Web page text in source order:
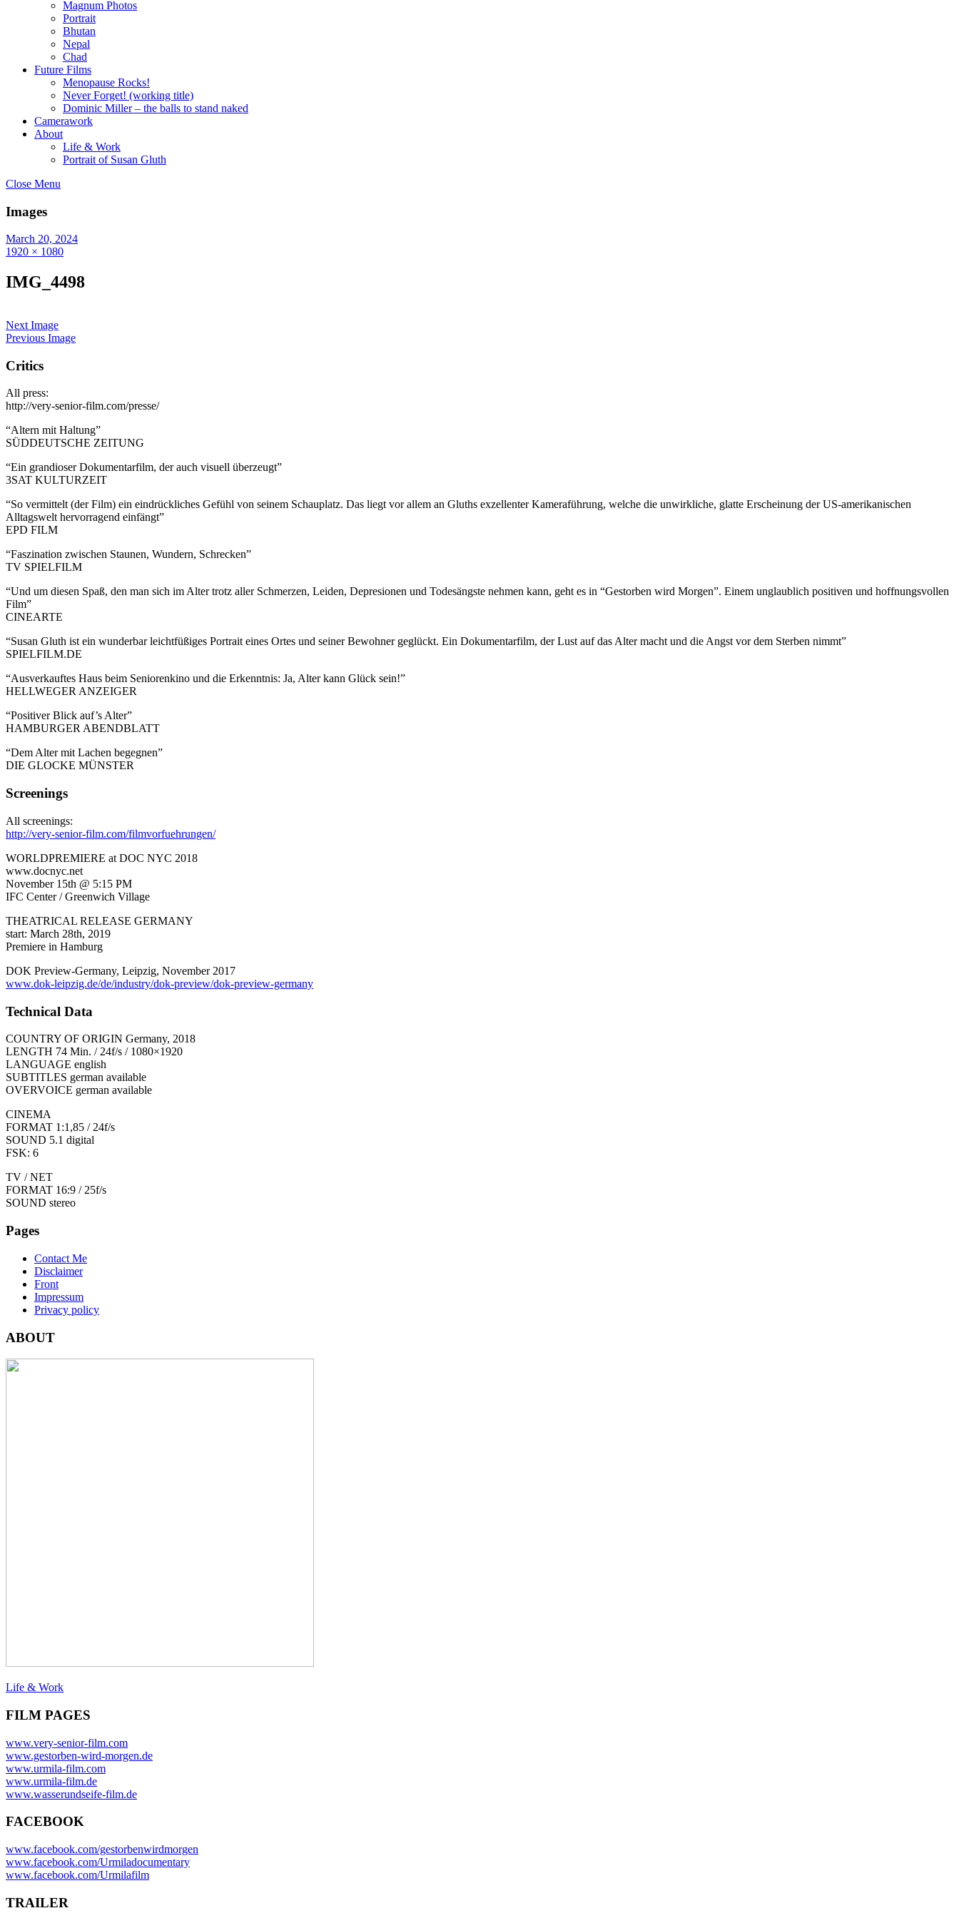
Magnum Photos
Portrait
Bhutan
Nepal
Chad
Future Films
Menopause Rocks!
Never Forget! (working title)
Dominic Miller – the balls to stand naked
Camerawork
About
Life & Work
Portrait of Susan Gluth
Close Menu
Images
March 20, 2024
1920 × 1080
IMG_4498
Next Image
Previous Image
Critics
All press:
http://very-senior-film.com/presse/
“Altern mit Haltung”
SÜDDEUTSCHE ZEITUNG
“Ein grandioser Dokumentarfilm, der auch visuell überzeugt”
3SAT KULTURZEIT
“So vermittelt (der Film) ein eindrückliches Gefühl von seinem Schauplatz. Das liegt vor allem an Gluths exzellenter Kameraführung, welche die unwirkliche, glatte Erscheinung der US-amerikanischen
Alltagswelt hervorragend einfängt”
EPD FILM
“Faszination zwischen Staunen, Wundern, Schrecken”
TV SPIELFILM
“Und um diesen Spaß, den man sich im Alter trotz aller Schmerzen, Leiden, Depresionen und Todesängste nehmen kann, geht es in “Gestorben wird Morgen”. Einem unglaublich positiven und hoffnungsvollen
Film”
CINEARTE
“Susan Gluth ist ein wunderbar leichtfüßiges Portrait eines Ortes und seiner Bewohner geglückt. Ein Dokumentarfilm, der Lust auf das Alter macht und die Angst vor dem Sterben nimmt”
SPIELFILM.DE
“Ausverkauftes Haus beim Seniorenkino und die Erkenntnis: Ja, Alter kann Glück sein!”
HELLWEGER ANZEIGER
“Positiver Blick auf’s Alter”
HAMBURGER ABENDBLATT
“Dem Alter mit Lachen begegnen”
DIE GLOCKE MÜNSTER
Screenings
All screenings:
http://very-senior-film.com/filmvorfuehrungen/
WORLDPREMIERE at DOC NYC 2018
www.docnyc.net
November 15th @ 5:15 PM
IFC Center / Greenwich Village
THEATRICAL RELEASE GERMANY
start: March 28th, 2019
Premiere in Hamburg
DOK Preview-Germany, Leipzig, November 2017
www.dok-leipzig.de/de/industry/dok-preview/dok-preview-germany
Technical Data
COUNTRY OF ORIGIN Germany, 2018
LENGTH 74 Min. / 24f/s / 1080×1920
LANGUAGE english
SUBTITLES german available
OVERVOICE german available
CINEMA
FORMAT 1:1,85 / 24f/s
SOUND 5.1 digital
FSK: 6
TV / NET
FORMAT 16:9 / 25f/s
SOUND stereo
Pages
Contact Me
Disclaimer
Front
Impressum
Privacy policy
ABOUT
Life & Work
FILM PAGES
www.very-senior-film.com
www.gestorben-wird-morgen.de
www.urmila-film.com
www.urmila-film.de
www.wasserundseife-film.de
FACEBOOK
www.facebook.com/gestorbenwirdmorgen
www.facebook.com/Urmiladocumentary
www.facebook.com/Urmilafilm
TRAILER